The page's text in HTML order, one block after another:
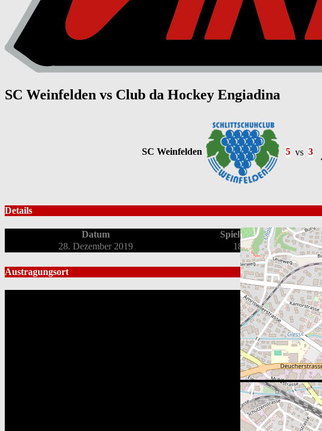
SC Weinfelden vs Club da Hockey Engiadina
SC Weinfelden 5 vs 3
Details
Datum Spielbeginn
28. Dezember 2019
18:00
Austragungsort
Sportanlage